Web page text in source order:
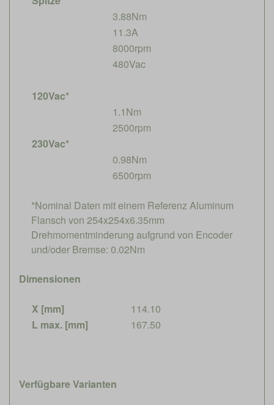
3.88Nm
11.3A
8000rpm
480Vac
120Vac*
1.1Nm
2500rpm
230Vac*
0.98Nm
6500rpm
*Nominal Daten mit einem Referenz Aluminum
Flansch von 254x254x6.35mm
Drehmomentminderung aufgrund von Encoder
und/oder Bremse: 0.02Nm
Dimensionen
X [mm]
114.10
L max. [mm]
167.50
Verfügbare Varianten